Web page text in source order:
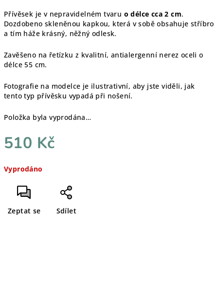
Přívěsek je v nepravidelném tvaru o délce cca 2 cm.
Dozdobeno skleněnou kapkou, která v sobě obsahuje stříbro
a tím háže krásný, něžný odlesk.
Zavěšeno na řetízku z kvalitní, antialergenní nerez oceli o
délce 55 cm.
Fotografie na modelce je ilustrativní, aby jste viděli, jak
tento typ přívěsku vypadá při nošení.
Položka byla vyprodána…
510 Kč
cena:
Vyprodáno
Zeptat se Sdílet